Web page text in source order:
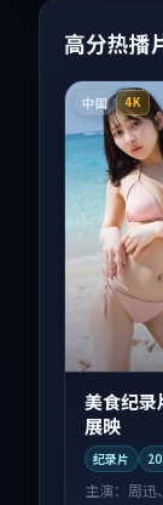
高分热播
中国 4K
美食纪录
展映
纪录片
主演： 周迅